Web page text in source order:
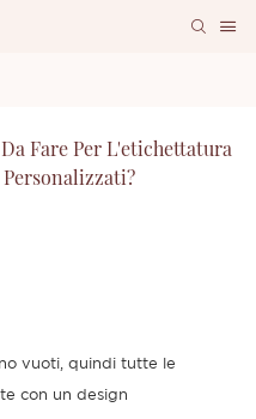
Fare Per L'etichettatura
vuoti, quindi tutte le
con un design